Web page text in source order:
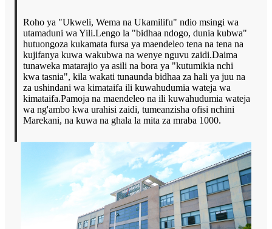
Roho ya "Ukweli, Wema na Ukamilifu" ndio msingi wa
utamaduni wa Yili.Lengo la "bidhaa ndogo, dunia kubwa"
hutuongoza kukamata fursa ya maendeleo tena na tena na
kujifanya kuwa wakubwa na wenye nguvu zaidi.Daima
tunaweka matarajio ya asili na bora ya "kutumikia nchi
kwa tasnia", kila wakati tunaunda bidhaa za hali ya juu na
za ushindani wa kimataifa ili kuwahudumia wateja wa
kimataifa.Pamoja na maendeleo na ili kuwahudumia wateja
wa ng'ambo kwa urahisi zaidi, tumeanzisha ofisi nchini
Marekani, na kuwa na ghala la mita za mraba 1000.